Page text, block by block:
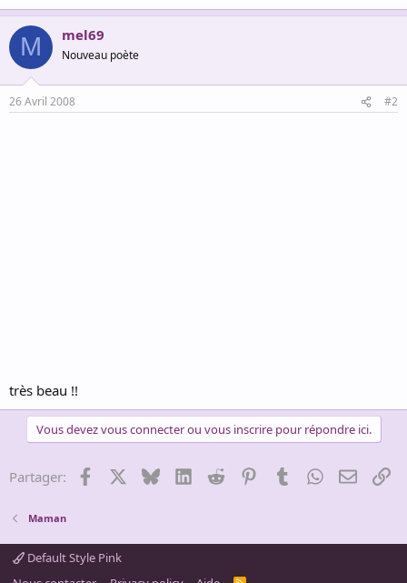
M mel69
Nouveau poète
26 Avril 2008 #2
très beau !!
Vous devez vous connecter ou vous inscrire pour répondre ici.
Partager: Facebook BlueskyLinkedInReddit PinterestTumblrWhatsApp
Email
Maman
Default Style Pink